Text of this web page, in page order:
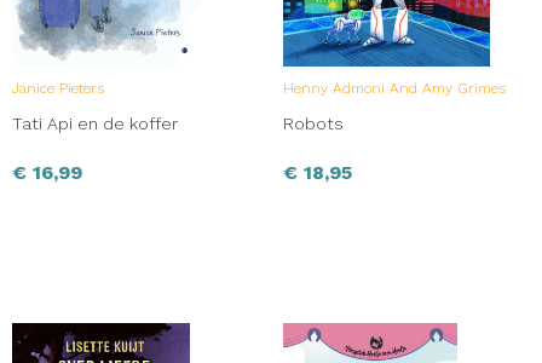
Janice Pieters
Tati Api en de koffer
€ 16,99
Henny Admoni And Amy Grimes
Robots
€ 18,95